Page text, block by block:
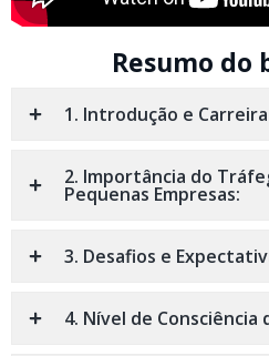
Resumo do
1. Introdução e
2. Importância do
Pequenas Empresas:
3. Desafios e
4. Nível de Consciência